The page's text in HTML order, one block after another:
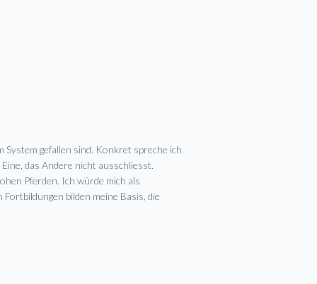
System gefallen sind. Konkret spreche ich
das Andere nicht ausschliesst.
Pferden. Ich würde mich als
bilden meine Basis, die